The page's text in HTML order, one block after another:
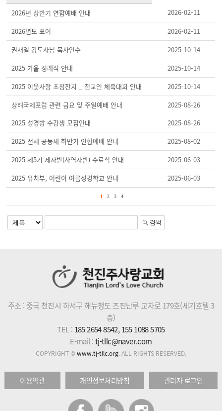
2026년 상반기 연합예배 안내
2026-02-11
2026년도 표어
2026-02-11
권새일 강도사님 목사안수
2025-10-14
2025 가을 성례식 안내
2025-10-14
2025 이웃사랑 초청잔치 _ 전교인 체육대회 안내
2025-10-14
상해국제포럼 관련 금요 및 주일예배 안내
2025-08-26
2025 성경방 수강생 모집안내
2025-08-26
2025 전체 공동체 하반기 연합예배 안내
2025-08-02
2025 제5기 제자반(사역자반) 수료식 안내
2025-06-03
2025 유치부, 어린이 여름성경학교 안내
2025-06-03
1 2 3 4
주소 : 중국 천진시 하서구 해뉴청도 즈진난루 교차로 179호(세기호텔 3
층)
TEL : 185 2654 8542, 155 1088 5705
E-mail :tj-tllc@naver.com
COPYRIGHT © www.tj-tllc.org. ALL RIGHTS RESERVED.
이용약관 개인정보처리방침 관리자 로그인